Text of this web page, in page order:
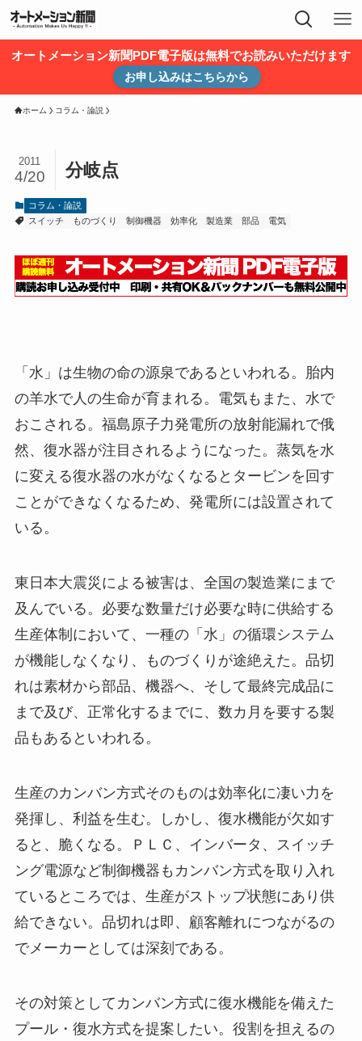
オートメーション新聞PDF電子版は無料でお読みいただけます
お申し込みはこちらから
ホーム コラム・論説
分岐点
2011
4/20
コラム・論説
スイッチ
ものづくり 制御機器 効率化 製造業 部品 電気
「水」は生物の命の源泉であるといわれる。胎内
の羊水で人の生命が育まれる。電気もまた、水で
おこされる。福島原子力発電所の放射能漏れで俄
然、復水器が注目されるようになった。蒸気を水
に変える復水器の水がなくなるとタービンを回す
ことができなくなるため、発電所には設置されて
いる。
東日本大震災による被害は、全国の製造業にまで
及んでいる。必要な数量だけ必要な時に供給する
生産体制において、一種の「水」の循環システム
が機能しなくなり、ものづくりが途絶えた。品切
れは素材から部品、機器へ、そして最終完成品に
まで及び、正常化するまでに、数カ月を要する製
品もあるといわれる。
生産のカンバン方式そのものは効率化に凄い力を
発揮し、利益を生む。しかし、復水機能が欠如す
ると、脆くなる。ＰＬＣ、インバータ、スイッチ
ング電源など制御機器もカンバン方式を取り入れ
ているところでは、生産がストップ状態にあり供
給できない。品切れは即、顧客離れにつながるの
でメーカーとしては深刻である。
その対策としてカンバン方式に復水機能を備えた
プール・復水方式を提案したい。役割を担えるの